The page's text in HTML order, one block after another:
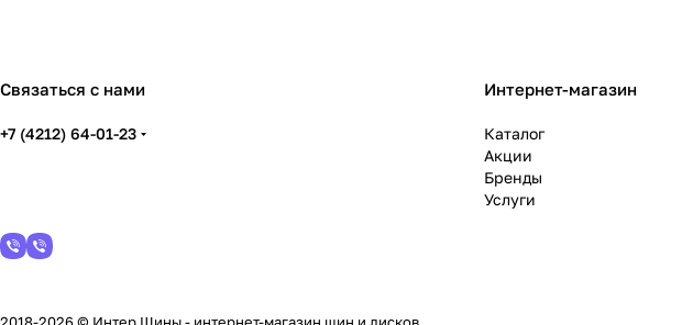
Связаться с нами
+7 (4212) 64-01-23
Интернет-магазин
Каталог
Акции
Бренды
Услуги